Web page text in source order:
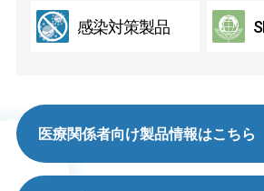
感染対策製品
医療関係者向け製品情報はこちら